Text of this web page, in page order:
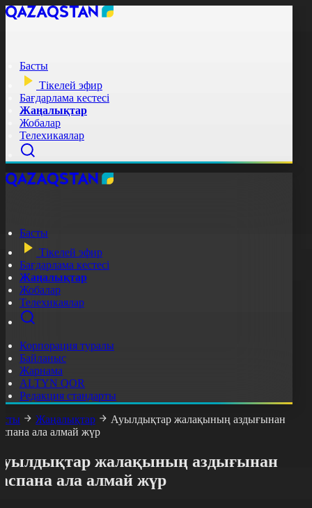
Басты
Тікелей эфир
Бағдарлама кестесі
Жаңалықтар
Жобалар
Телехикаялар
Басты
Тікелей эфир
Бағдарлама кестесі
Жаңалықтар
Жобалар
Телехикаялар
Корпорация туралы
Байланыс
Жарнама
ALTYN QOR
Редакция стандарты
Жаңалықтар
Ауылдықтар жалақының аздығынан
ала алмай жүр
жалақының аздығынан
ала алмай жүр